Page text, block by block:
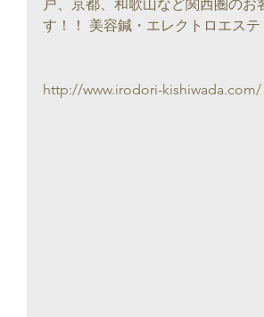
戸、京都、和歌山など関西圏の
す！！ 美容鍼・エレクトロエス
http://www.irodori-kishiwada.com/